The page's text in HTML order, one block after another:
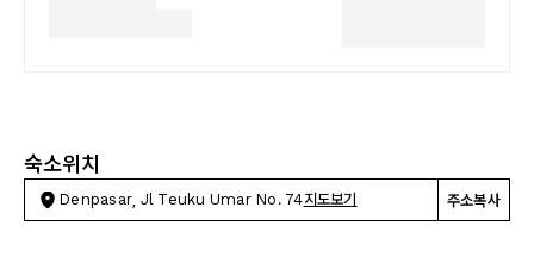
숙소위치
Denpasar, Jl Teuku Umar No. 74지도보기 주소복사